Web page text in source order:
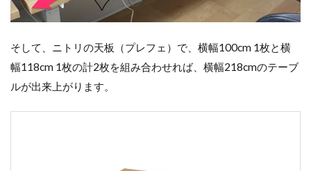
そして、ニトリの天板（プレフェ）で、横幅100cm 1枚と横
幅118cm 1枚の計2枚を組み合わせれば、横幅218cmのテーブ
ルが出来上がります。